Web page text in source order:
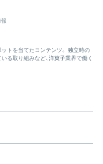
トを当てたコンテンツ。 独立時の
る取り組みなど、洋菓子業界で働く